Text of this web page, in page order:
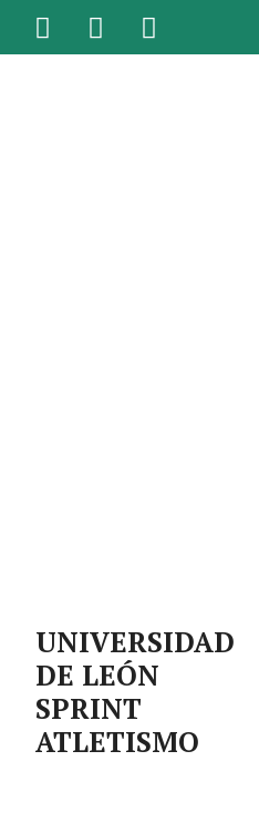
UNIVERSIDAD
DE LEÓN
SPRINT
ATLETISMO